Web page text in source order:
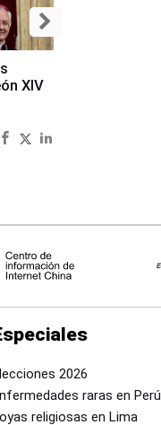
XIV
2026
raras en Perú
religiosas en Lima